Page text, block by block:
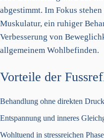
abgestimmt. Im Fokus
Muskulatur, ein ruhiger
Verbesserung von
allgemeinem Wohlbefinden.
Vorteile der
Behandlung ohne direkten
Entspannung und inneres
Wohltuend in stressreichen